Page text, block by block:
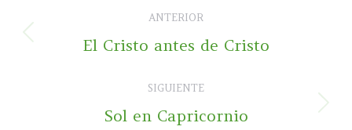
entre
ANTERIOR
Publicación
El Cristo antes de Cristo
SIGUIENTE
Publicación
Sol en Capricornio